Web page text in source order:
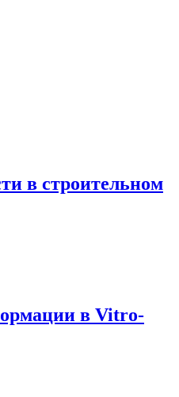
в строительном
в Vitro-